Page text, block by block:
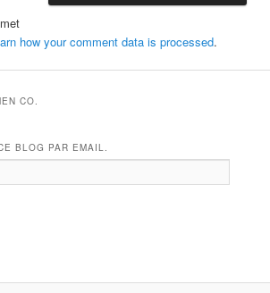
how your comment data is processed.
CO.
BLOG PAR EMAIL.